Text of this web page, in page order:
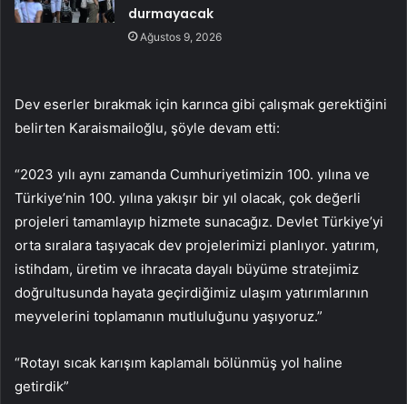
durmayacak
Ağustos 9, 2026
Dev eserler bırakmak için karınca gibi çalışmak gerektiğini
belirten Karaismailoğlu, şöyle devam etti:
“2023 yılı aynı zamanda Cumhuriyetimizin 100. yılına ve
Türkiye’nin 100. yılına yakışır bir yıl olacak, çok değerli
projeleri tamamlayıp hizmete sunacağız. Devlet Türkiye’yi
orta sıralara taşıyacak dev projelerimizi planlıyor. yatırım,
istihdam, üretim ve ihracata dayalı büyüme stratejimiz
doğrultusunda hayata geçirdiğimiz ulaşım yatırımlarının
meyvelerini toplamanın mutluluğunu yaşıyoruz.”
“Rotayı sıcak karışım kaplamalı bölünmüş yol haline
getirdik”